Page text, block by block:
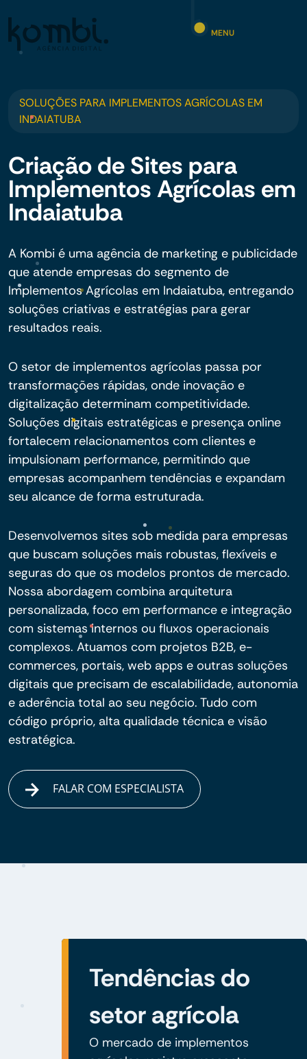
MENU
SOLUÇÕES PARA IMPLEMENTOS AGRÍCOLAS EM
INDAIATUBA
Criação de Sites para
Implementos Agrícolas em
Indaiatuba
A Kombi é uma agência de marketing e publicidade
que atende empresas do segmento de
Implementos Agrícolas em Indaiatuba, entregando
soluções criativas e estratégias para gerar
resultados reais.
O setor de implementos agrícolas passa por
transformações rápidas, onde inovação e
digitalização determinam competitividade.
Soluções digitais estratégicas e presença online
fortalecem relacionamentos com clientes e
impulsionam performance, permitindo que
empresas acompanhem tendências e expandam
seu alcance de forma estruturada.
Desenvolvemos sites sob medida para empresas
que buscam soluções mais robustas, flexíveis e
seguras do que os modelos prontos de mercado.
Nossa abordagem combina arquitetura
personalizada, foco em performance e integração
com sistemas internos ou fluxos operacionais
complexos. Atuamos com projetos B2B, e-
commerces, portais, web apps e outras soluções
digitais que precisam de escalabilidade, autonomia
e aderência total ao seu negócio. Tudo com
código próprio, alta qualidade técnica e visão
estratégica.
FALAR COM ESPECIALISTA
Tendências do
setor agrícola
O mercado de implementos